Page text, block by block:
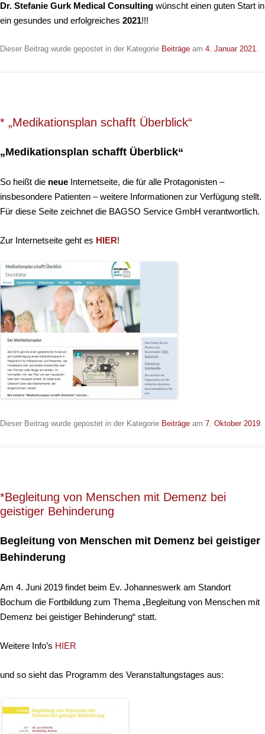
Dr. Stefanie Gurk Medical Consulting wünscht einen guten Start in
ein gesundes und erfolgreiches 2021!!!
Dieser Beitrag wurde gepostet in der Kategorie Beiträge am 4. Januar 2021.
* „Medikationsplan schafft Überblick“
„Medikationsplan schafft Überblick“
So heißt die neue Internetseite, die für alle Protagonisten –
insbesondere Patienten – weitere Informationen zur Verfügung stellt.
Für diese Seite zeichnet die BAGSO Service GmbH verantwortlich.
Zur Internetseite geht es HIER!
Dieser Beitrag wurde gepostet in der Kategorie Beiträge am 7. Oktober 2019.
*Begleitung von Menschen mit Demenz bei
geistiger Behinderung
Begleitung von Menschen mit Demenz bei geistiger
Behinderung
Am 4. Juni 2019 findet beim Ev. Johanneswerk am Standort
Bochum die Fortbildung zum Thema „Begleitung von Menschen mit
Demenz bei geistiger Behinderung“ statt.
Weitere Info’s HIER
und so sieht das Programm des Veranstaltungstages aus: